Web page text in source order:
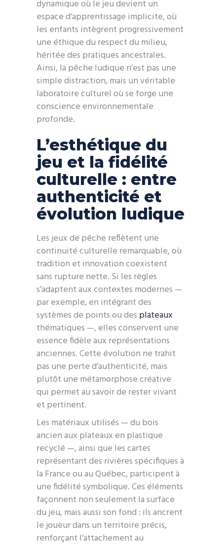
dynamique où le jeu devient un
espace d’apprentissage implicite, où
les enfants intègrent progressivement
une éthique du respect du milieu,
héritée des pratiques ancestrales.
Ainsi, la pêche ludique n’est pas une
simple distraction, mais un véritable
laboratoire culturel où se forge une
conscience environnementale
profonde.
L’esthétique du
jeu et la fidélité
culturelle : entre
authenticité et
évolution ludique
Les jeux de pêche reflètent une
continuité culturelle remarquable, où
tradition et innovation coexistent
sans rupture nette. Si les règles
s’adaptent aux contextes modernes —
par exemple, en intégrant des
systèmes de points ou des plateaux
thématiques —, elles conservent une
essence fidèle aux représentations
anciennes. Cette évolution ne trahit
pas une perte d’authenticité, mais
plutôt une métamorphose créative
qui permet au savoir de rester vivant
et pertinent.
Les matériaux utilisés — du bois
ancien aux plateaux en plastique
recyclé —, ainsi que les cartes
représentant des rivières spécifiques à
la France ou au Québec, participent à
une fidélité symbolique. Ces éléments
façonnent non seulement la surface
du jeu, mais aussi son fond : ils ancrent
le joueur dans un territoire précis,
renforçant l’attachement au